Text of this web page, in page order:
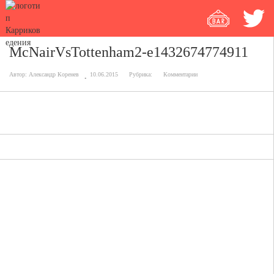
McNairVsTottenham2-e1432674774911
Автор: Александр Коренев 10.06.2015 Рубрика: Комментарии